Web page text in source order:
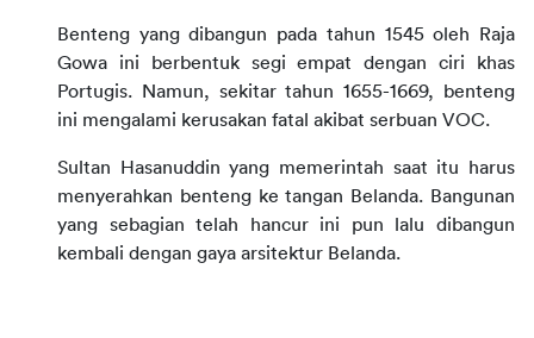
Benteng yang dibangun pada tahun 1545 oleh Raja
Gowa ini berbentuk segi empat dengan ciri khas
Portugis. Namun, sekitar tahun 1655-1669, benteng
ini mengalami kerusakan fatal akibat serbuan VOC.
Sultan Hasanuddin yang memerintah saat itu harus
menyerahkan benteng ke tangan Belanda. Bangunan
yang sebagian telah hancur ini pun lalu dibangun
kembali dengan gaya arsitektur Belanda.